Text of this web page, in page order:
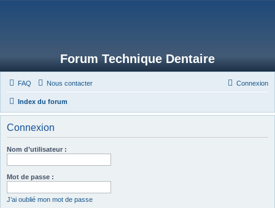
Forum Technique Dentaire
FAQ Nous contacter Connexion
Index du forum
Connexion
Nom d’utilisateur :
Mot de passe :
J’ai oublié mon mot de passe